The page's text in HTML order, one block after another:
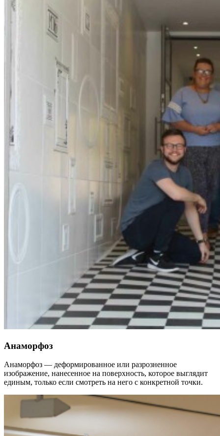
Анаморфоз
Анаморфоз — деформированное или разрозненное
изображение, нанесенное на поверхность, которое выглядит
единым, только если смотреть на него с конкретной точки.